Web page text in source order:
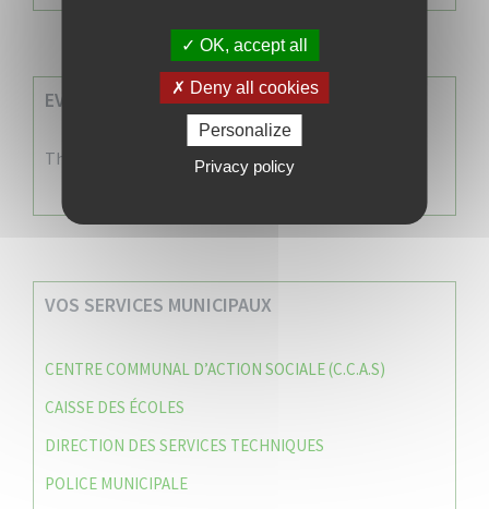
EVENEMENTS A VENIR
There are no events
VOS SERVICES MUNICIPAUX
CENTRE COMMUNAL D’ACTION SOCIALE (C.C.A.S)
CAISSE DES ÉCOLES
DIRECTION DES SERVICES TECHNIQUES
POLICE MUNICIPALE
OK, accept all
Deny all cookies
Personalize
Privacy policy